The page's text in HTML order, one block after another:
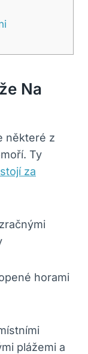
Na
některé z
Ty
za
horami
plážemi a